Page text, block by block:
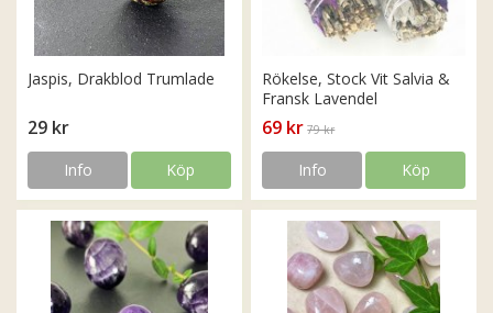
Jaspis, Drakblod Trumlade
29 kr
Info Köp
Rökelse, Stock Vit Salvia &
Fransk Lavendel
69 kr 79 kr
Info Köp